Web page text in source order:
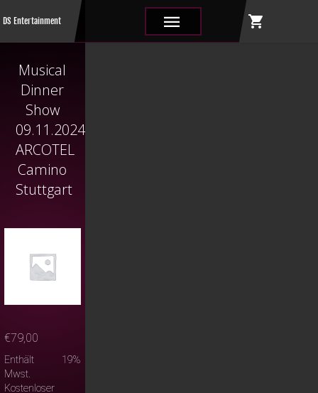
DS Entertainment ||| shopping_cart
Musical
Dinner
Show
09.11.2024
ARCOTEL
Camino
Stuttgart
€79,00
Enthält 19%
Mwst.
Kostenloser